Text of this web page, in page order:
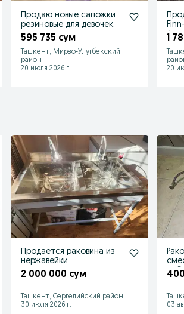
Продаю новые сапожки
резиновые для девочек
595 735 сум
Ташкент, Мирзо-Улугбекский
район
20 июля 2026 г.
1
20
Продаётся раковина из
нержавейки
2 000 000 сум
Ташкент, Сергелийский район
30 июля 2026 г.
03